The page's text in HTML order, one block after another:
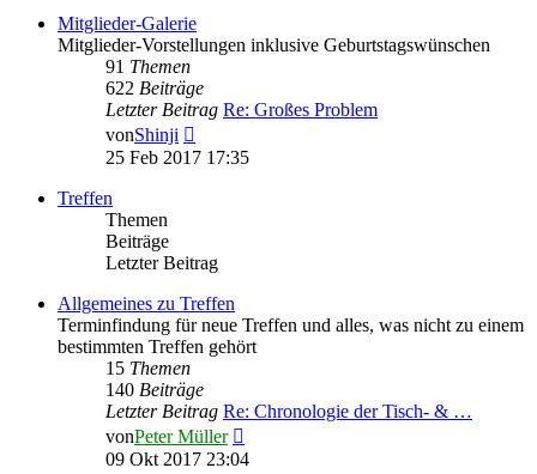
Mitglieder-Galerie
Mitglieder-Vorstellungen inklusive Geburtstagswünschen
91 Themen
622 Beiträge
Letzter Beitrag Re: Großes Problem
vonShinji
Beitrag
25 Feb 2017 17:35
Treffen
Themen
Beiträge
Letzter Beitrag
Allgemeines zu Treffen
Terminfindung für neue Treffen und alles, was nicht zu einem
bestimmten Treffen gehört
15 Themen
140 Beiträge
Letzter Beitrag Re: Chronologie der Tisch- & …
vonPeter Müller
Beitrag
09 Okt 2017 23:04